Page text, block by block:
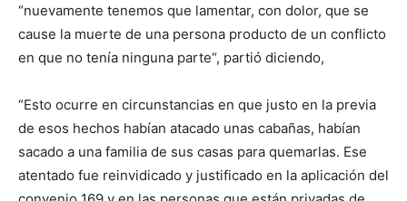
“nuevamente tenemos que lamentar, con dolor, que se
cause la muerte de una persona producto de un conflicto
en que no tenía ninguna parte“, partió diciendo,
“Esto ocurre en circunstancias en que justo en la previa
de esos hechos habían atacado unas cabañas, habían
sacado a una familia de sus casas para quemarlas. Ese
atentado fue reinvidicado y justificado en la aplicación del